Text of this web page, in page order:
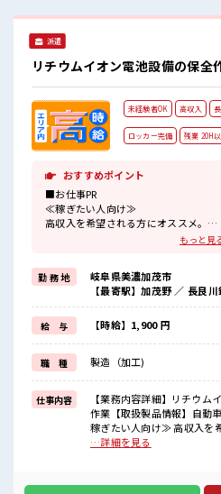
派遣
リチウムイオン電池設備の保全
未経験者OK 高収入
ロッカー完備 残業 20H
おすすめポイント
■お仕事PR
≪稼ぎたい人向け≫
高収入を希望される方にオススメ。
残業は月20時間以上あります♪
≪初めての仕事だけど自分にもできそ
新しいことにチャレンジするのは不安
しっかり働く環境が整っています！
イチからスキルUP・ステップUP目指
≪自分に向いている仕事が探せる≫
困った事などがあれば、
担当がしっかりサポートします！
■職場の雰囲気
休憩室で自分タイム！
のんびりスマホチェック♪
職場にはロッカー完備！
私物の置きすぎには注意が必要ですね★
高収入もバッチリ目指せますよ！
もっと見
勤 務 地
岐阜県美濃加茂市
【最寄駅】加茂野 ／ 長良
給 与 【時給】1,900 円
職 種 製造（加工)
仕事内容
【業務内容詳細】リチウム
作業【取扱製品情報】自動車などの
稼ぎたい人向け≫ 高収入を
月20時間以上あります♪ 制
ています！ イチからスキル
…詳細を見る